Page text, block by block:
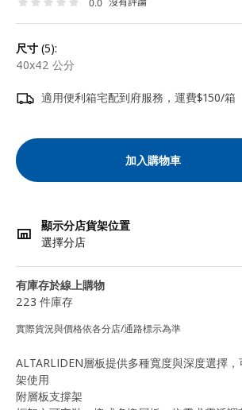
0.0
尺寸 (5):
40x42 公分
適用便利箱宅配到府服務，運費$150/箱
加入購物車
顯示分店貨架位置
選擇分店
有庫存於線上購物
223 件庫存
實際貨況與價格依各分店/通路標示為準
ALTARLIDEN層板提供多種寬度與深度選擇，
架使用
附層板支撐架